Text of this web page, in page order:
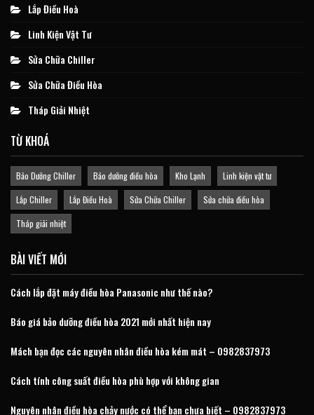
Lắp Điều Hoà
Linh Kiện Vật Tư
Sửa Chữa Chiller
Sửa Chữa Điều Hòa
Tháp Giải Nhiệt
TỪ KHOÁ
Bảo Dưỡng Chiller Bảo dưỡng điều hòa Kho Lạnh
Linh kiện vật tư
Lắp Chiller
Lắp Điều Hoà Sửa Chữa Chiller
Sửa chữa điều hòa
Tháp giải nhiệt
BÀI VIẾT MỚI
Cách lắp đặt máy điều hòa Panasonic như thế nào?
Báo giá bảo dưỡng điều hòa 2021 mới nhất hiện nay
Mách bạn đọc các nguyên nhân điều hòa kém mát – 0982837973
Cách tính công suất điều hòa phù hợp với không gian
Nguyên nhân điều hòa chảy nước có thể bạn chưa biết – 0982837973